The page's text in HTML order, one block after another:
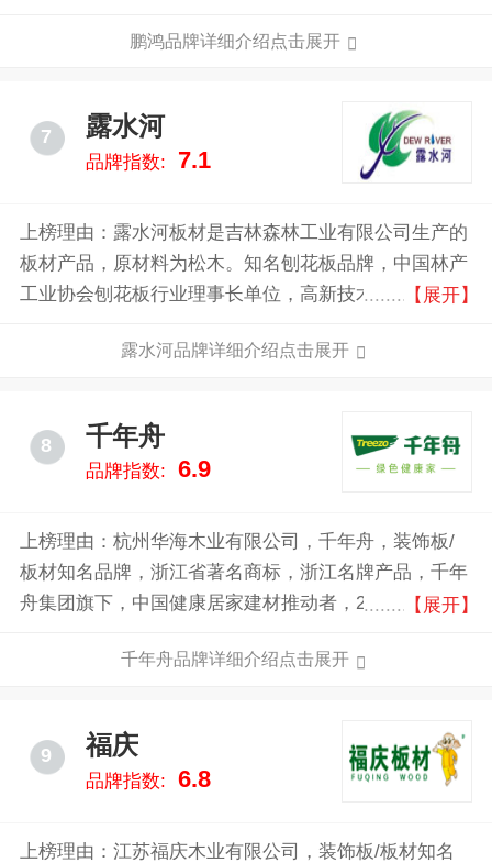
鹏鸿品牌详细介绍点击展开
7 露水河
品牌指数: 7.1
上榜理由：露水河板材是吉林森林工业有限公司生产的
板材产品，原材料为松木。知名刨花板品牌，中国林产
工业协会刨花板行业理事长单位，高新技术企业，林工
【展开】
露水河品牌详细介绍点击展开
8 千年舟
品牌指数: 6.9
上榜理由：杭州华海木业有限公司，千年舟，装饰板/
板材知名品牌，浙江省著名商标，浙江名牌产品，千年
舟集团旗下，中国健康居家建材推动者，2008国家自行
修一体化指定绿色环保建材产品。
【展开】
千年舟品牌详细介绍点击展开
9 福庆
品牌指数: 6.8
上榜理由：江苏福庆木业有限公司，装饰板/板材知名